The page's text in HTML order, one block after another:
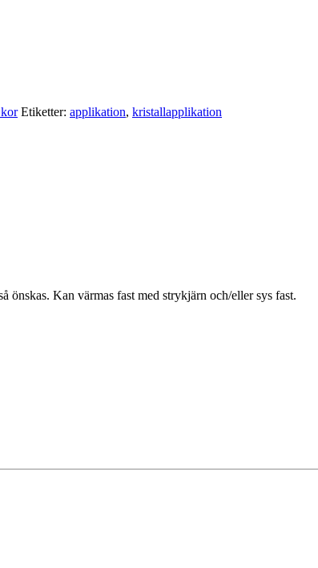
Etiketter: applikation, kristallapplikation
Kan värmas fast med strykjärn och/eller sys fast.